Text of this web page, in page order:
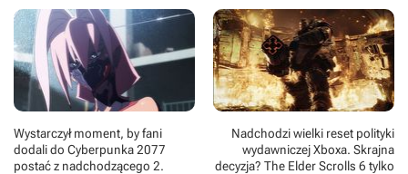
Wystarczył moment, by fani
dodali do Cyberpunka 2077
postać z nadchodzącego 2.
Nadchodzi wielki reset polityki
wydawniczej Xboxa. Skrajna
decyzja? The Elder Scrolls 6 tylko